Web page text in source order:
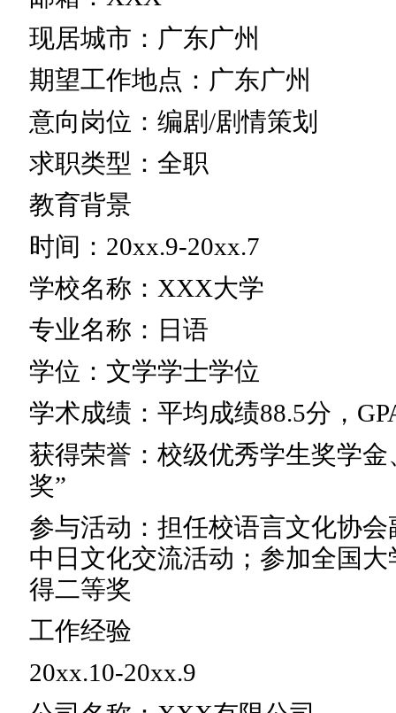
现居城市：广东广州
期望工作地点：广东广州
意向岗位：编剧/剧情策划
求职类型：全职
教育背景
时间：20xx.9-20xx.7
学校名称：XXX大学
专业名称：日语
学位：文学学士学位
学术成绩：平均成绩88.5分，
获得荣誉：校级优秀学生奖学
奖”
参与活动：担任校语言文化协
中日文化交流活动；参加全国
得二等奖
工作经验
20xx.10-20xx.9